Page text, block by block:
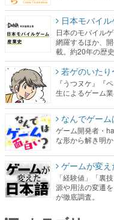
日本モバイ
日本のモバイル
網羅するほか、
載。約20年の歴
若ゲのいた
『うつヌケ』『
生によるゲーム
なんでゲーム
ゲーム開発者・
な形から解き明
ゲームが変
「経験値」「裏
源や用法の変遷
が徹底調査。